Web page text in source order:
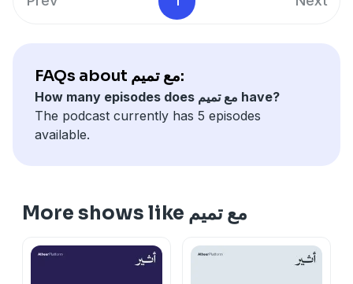
FAQs about مع تميم:
How many episodes does مع تميم have?
The podcast currently has 5 episodes
available.
More shows like مع تميم